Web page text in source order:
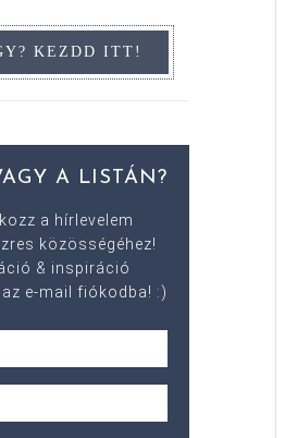
A LISTÁN?
a hírlevelem
közösségéhez!
& inspiráció
az e-mail fiókodba! :)